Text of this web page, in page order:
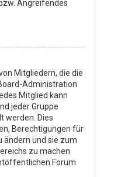
Angreifendes
Mitgliedern, die die
Administration
Mitglied kann
jeder Gruppe
werden. Dies
Berechtigungen für
und sie zum
zu machen
Forum